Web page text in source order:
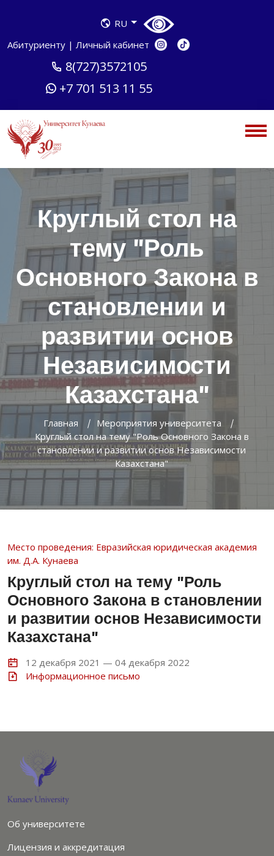
RU
Абитуриенту | Личный кабинет
8(727)3572105
+7 701 513 11 55
Круглый стол на
тему "Роль
Основного Закона в
становлении и
развитии основ
Независимости
Казахстана"
Главная
Мероприятия университета
Круглый стол на тему "Роль Основного Закона в
становлении и развитии основ Независимости
Казахстана"
Место проведения: Евразийская юридическая академия
им. Д.А. Кунаева
Круглый стол на тему "Роль
Основного Закона в становлении
и развитии основ Независимости
Казахстана"
12 декабря 2021 — 04 декабря 2022
Информационное письмо
Об университете
Лицензия и аккредитация